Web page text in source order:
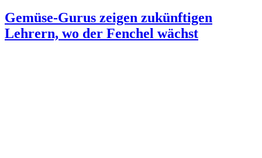
Gemüse-Gurus zeigen zukünftigen
Lehrern, wo der Fenchel wächst